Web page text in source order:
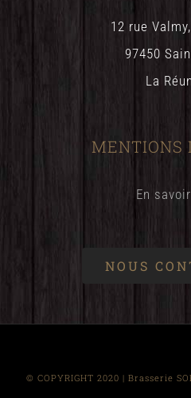
12 rue
97450
La
MENTIONS
En
NOUS
© COPYRIGHT 2020 | Brasserie